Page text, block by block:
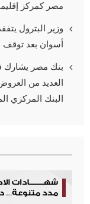
مصر كمركز
وزير البترول
أسوان بعد توقف منذ
بنك مصر يشارك
العديد من
البنك المركزي